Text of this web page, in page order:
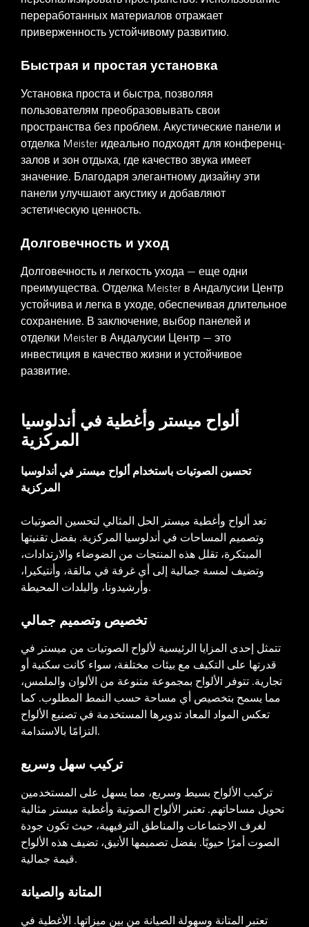
переработанных материалов отражает
приверженность устойчивому развитию.
Быстрая и простая установка
Установка проста и быстра, позволяя
пользователям преобразовывать свои
пространства без проблем. Акустические панели и
отделка Meister идеально подходят для конференц-
залов и зон отдыха, где качество звука имеет
значение. Благодаря элегантному дизайну эти
панели улучшают акустику и добавляют
эстетическую ценность.
Долговечность и уход
Долговечность и легкость ухода — еще одни
преимущества. Отделка Meister в Андалусии Центр
устойчива и легка в уходе, обеспечивая длительное
сохранение. В заключение, выбор панелей и
отделки Meister в Андалусии Центр — это
инвестиция в качество жизни и устойчивое
развитие.
ألواح ميستر وأغطية في أندلوسيا
المركزية
تحسين الصوتيات باستخدام ألواح ميستر في أندلوسيا
المركزية
تعد ألواح وأغطية ميستر الحل المثالي لتحسين الصوتيات
وتصميم المساحات في أندلوسيا المركزية. بفضل تقنيتها
المبتكرة، تقلل هذه المنتجات من الضوضاء والارتدادات،
وتضيف لمسة جمالية إلى أي غرفة في مالقة، وأنتيكيرا،
تخصيص وتصميم جمالي
تتمثل إحدى المزايا الرئيسية لألواح الصوتيات من ميستر في
قدرتها على التكيف مع بيئات مختلفة، سواء كانت سكنية أو
تجارية. تتوفر الألواح بمجموعة متنوعة من الألوان والملمس،
مما يسمح بتخصيص أي مساحة حسب النمط المطلوب. كما
تعكس المواد المعاد تدويرها المستخدمة في تصنيع الألواح
التزامًا بالاستدامة.
تركيب سهل وسريع
تركيب الألواح بسيط وسريع، مما يسهل على المستخدمين
تحويل مساحاتهم. تعتبر الألواح الصوتية وأغطية ميستر مثالية
لغرف الاجتماعات والمناطق الترفيهية، حيث تكون جودة
الصوت أمرًا حيويًا. بفضل تصميمها الأنيق، تضيف هذه الألواح
قيمة جمالية.
المتانة والصيانة
تعتبر المتانة وسهولة الصيانة من بين ميزاتها. الأغطية في